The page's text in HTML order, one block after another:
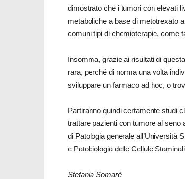
dimostrato che i tumori con elevati
metaboliche a base di metotrexato
comuni tipi di chemioterapie, come
Insomma, grazie ai risultati di
rara, perché di norma una volta
sviluppare un farmaco ad hoc, o
Partiranno quindi certamente studi
trattare pazienti con tumore al seno
di Patologia generale all’Università
e Patobiologia delle Cellule
Stefania Somaré